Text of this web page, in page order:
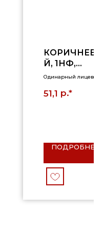
Й, 1НФ,
РУСТИК
Одинарный лицевой
51,1 р.*
ПОДРОБНЕЕ